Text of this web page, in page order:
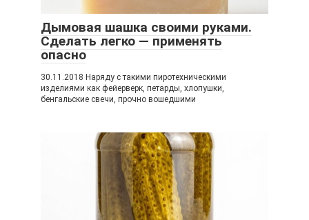
Дымовая шашка своими руками.
Сделать легко — применять
опасно
30.11.2018 Наряду с такими пиротехническими
изделиями как фейерверк, петарды, хлопушки,
бенгальские свечи, прочно вошедшими